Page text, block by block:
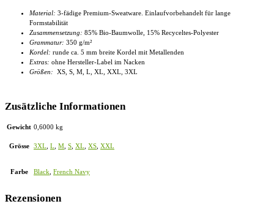
Material: 3-fädige Premium-Sweatware. Einlaufvorbehandelt für lange
Formstabilität
Zusammensetzung: 85% Bio-Baumwolle, 15% Recyceltes-Polyester
Grammatur: 350 g/m²
Kordel: runde ca. 5 mm breite Kordel mit Metallenden
Extras: ohne Hersteller-Label im Nacken
Größen: XS, S, M, L, XL, XXL, 3XL
Zusätzliche Informationen
Gewicht 0,6000 kg
Grösse 3XL L M S XL XS XXL
Farbe Black French Navy
Rezensionen